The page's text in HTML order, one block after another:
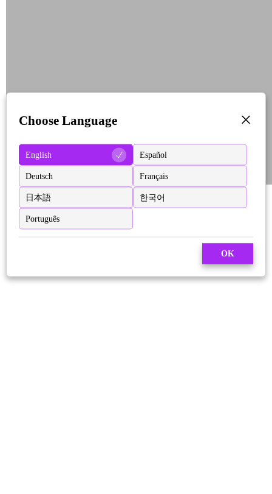
Choose Language
English Español
Deutsch Français
日本語 한국어
Português
OK